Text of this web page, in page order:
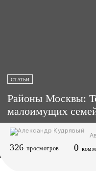
СТАТЬИ
Районы Москвы:
малоимущих
326 просмотров 0